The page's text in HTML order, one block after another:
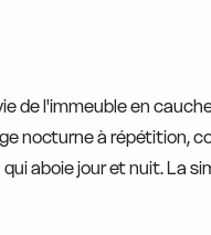
de l'immeuble en
nocturne à répétition,
aboie jour et nuit. La